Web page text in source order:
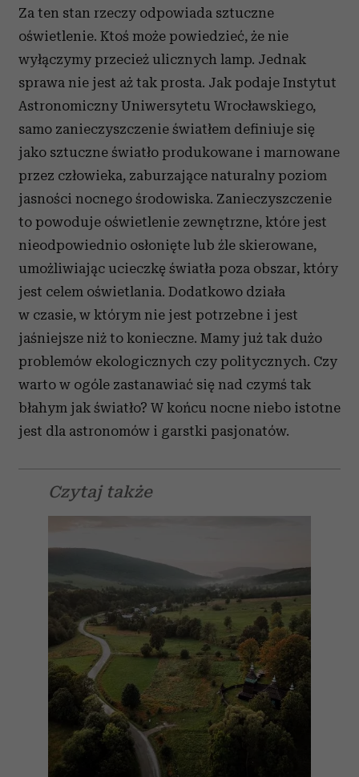
Za ten stan rzeczy odpowiada sztuczne
oświetlenie. Ktoś może powiedzieć, że nie
wyłączymy przecież ulicznych lamp. Jednak
sprawa nie jest aż tak prosta. Jak podaje Instytut
Astronomiczny Uniwersytetu Wrocławskiego,
samo zanieczyszczenie światłem definiuje się
jako sztuczne światło produkowane i marnowane
przez człowieka, zaburzające naturalny poziom
jasności nocnego środowiska. Zanieczyszczenie
to powoduje oświetlenie zewnętrzne, które jest
nieodpowiednio osłonięte lub źle skierowane,
umożliwiając ucieczkę światła poza obszar, który
jest celem oświetlania. Dodatkowo działa
w czasie, w którym nie jest potrzebne i jest
jaśniejsze niż to konieczne. Mamy już tak dużo
problemów ekologicznych czy politycznych. Czy
warto w ogóle zastanawiać się nad czymś tak
błahym jak światło? W końcu nocne niebo istotne
jest dla astronomów i garstki pasjonatów.
Czytaj także